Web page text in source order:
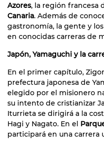
Azores, la región francesa
Canaria. Además de
gastronomía, la gente y
en conocidas carreras de
Japón, Yamaguchi y la
En el primer capítulo,
prefectura japonesa de
elegido por el misionero
su intento de cristianizar
Iturrieta se dirigirá a la
Hagi y Nagato. En el
participará en una carrera